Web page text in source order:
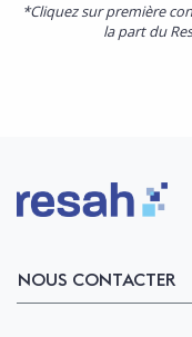
*Cliquez sur première
la part du
Logo Resah
NOUS CONTACTER